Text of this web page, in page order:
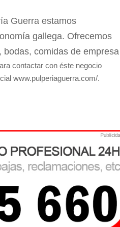
Guerra estamos
gallega. Ofrecemos
bodas, comidas de empresa
contactar con éste negocio
www.pulperiaguerra.com/.